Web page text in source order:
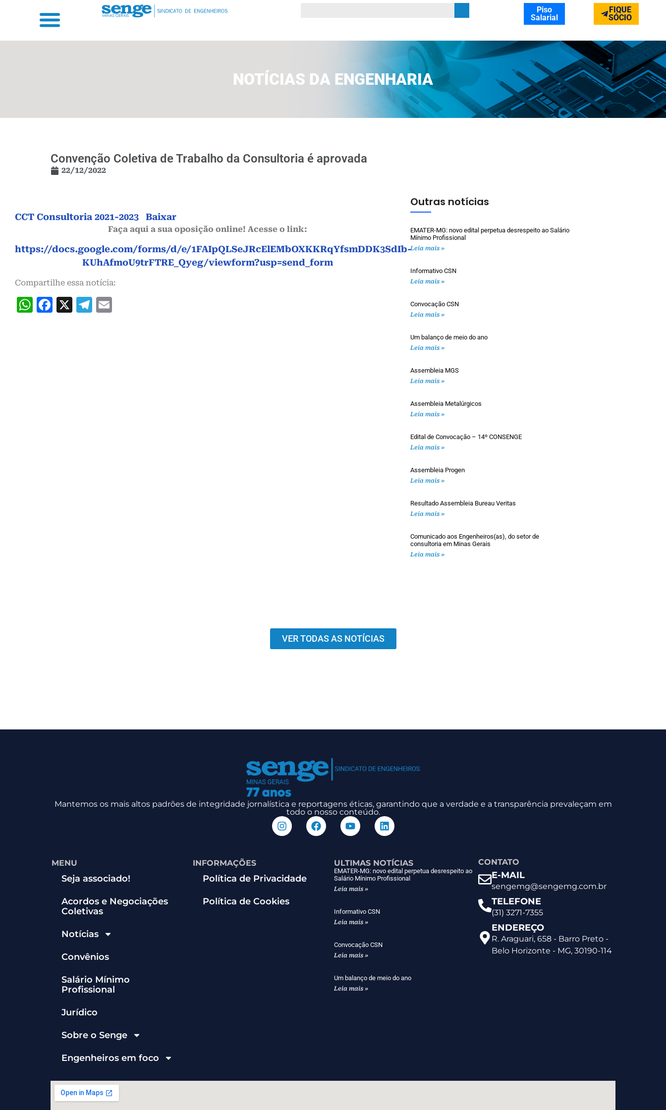
Piso
Salarial
FIQUE
SÓCIO
NOTÍCIAS DA ENGENHARIA
Convenção Coletiva de Trabalho da Consultoria é aprovada
22/12/2022
CCT Consultoria 2021-2023 Baixar
Faça aqui a sua oposição online! Acesse o link:
https://docs.google.com/forms/d/e/1FAIpQLSeJRcElEMbOXKKRqYfsmDDK3SdIb-
KUhAfmoU9trFTRE_Qyeg/viewform?usp=send_form
Compartilhe essa notícia:
WhatsApp
Facebook
X Telegram
Outras notícias
EMATER-MG: novo edital perpetua desrespeito ao Salário
Mínimo Profissional
Leia mais »
Informativo CSN
Leia mais »
Convocação CSN
Leia mais »
Um balanço de meio do ano
Leia mais »
Assembleia MGS
Leia mais »
Assembleia Metalúrgicos
Leia mais »
Edital de Convocação – 14º CONSENGE
Leia mais »
Assembleia Progen
Leia mais »
Resultado Assembleia Bureau Veritas
Leia mais »
Comunicado aos Engenheiros(as), do setor de
consultoria em Minas Gerais
Leia mais »
VER TODAS AS NOTÍCIAS
Mantemos os mais altos padrões de integridade jornalística e reportagens éticas, garantindo que a verdade e a transparência prevaleçam em
todo o nosso conteúdo.
MENU
Seja associado!
Acordos e Negociações
Coletivas
Notícias
Convênios
Salário Mínimo
Profissional
Jurídico
Sobre o Senge
Engenheiros em foco
INFORMAÇÕES
Política de Privacidade
Política de Cookies
ULTIMAS NOTÍCIAS
EMATER-MG: novo edital perpetua desrespeito ao
Salário Mínimo Profissional
Leia mais »
Informativo CSN
Leia mais »
Convocação CSN
Leia mais »
Um balanço de meio do ano
Leia mais »
CONTATO
E-MAIL
sengemg@sengemg.com.br
TELEFONE
(31) 3271-7355
ENDEREÇO
R. Araguari, 658 - Barro Preto -
Belo Horizonte - MG, 30190-114